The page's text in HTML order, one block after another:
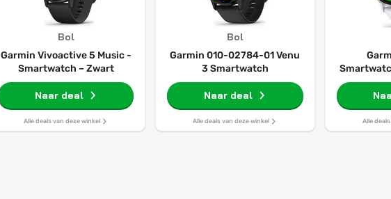
Bol
Garmin Vivoactive 5 Music -
Smartwatch – Zwart
Naar deal
Alle deals van deze winkel
Bol
Garmin 010-02784-01 Venu
3 Smartwatch
Naar deal
Alle deals van deze winkel
-
Alle